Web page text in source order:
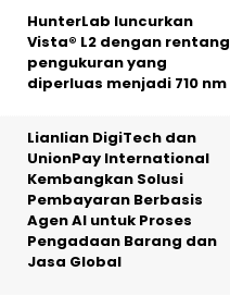
HunterLab luncurkan
Vista® L2 dengan rentang
pengukuran yang
diperluas menjadi 710 nm
Lianlian DigiTech dan
UnionPay International
Kembangkan Solusi
Pembayaran Berbasis
Agen AI untuk Proses
Pengadaan Barang dan
Jasa Global